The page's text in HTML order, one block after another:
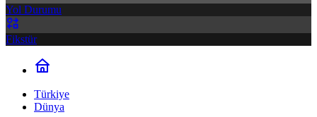
Yol Durumu
Fikstür
Türkiye
Dünya